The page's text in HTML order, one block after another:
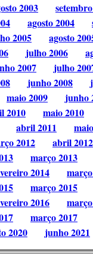
2003
agosto 2004
2005 agosto
julho 2006
2007 julho
junho 2008
maio 2009 junho
2010 maio 2010
abril 2011
2012 abril 2012
março 2013
2014
março 2015
2016
março 2017
2020 junho 2021